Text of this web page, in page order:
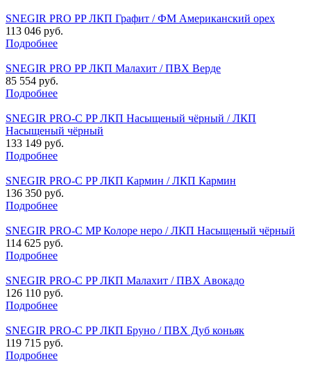
SNEGIR PRO PP ЛКП Графит / ФМ Американский орех
113 046 руб.
Подробнее
SNEGIR PRO PP ЛКП Малахит / ПВХ Верде
85 554 руб.
Подробнее
SNEGIR PRO-C PP ЛКП Насыщеный чёрный / ЛКП
Насыщеный чёрный
133 149 руб.
Подробнее
SNEGIR PRO-C PP ЛКП Кармин / ЛКП Кармин
136 350 руб.
Подробнее
SNEGIR PRO-C MP Колоре неро / ЛКП Насыщеный чёрный
114 625 руб.
Подробнее
SNEGIR PRO-C PP ЛКП Малахит / ПВХ Авокадо
126 110 руб.
Подробнее
SNEGIR PRO-C PP ЛКП Бруно / ПВХ Дуб коньяк
119 715 руб.
Подробнее